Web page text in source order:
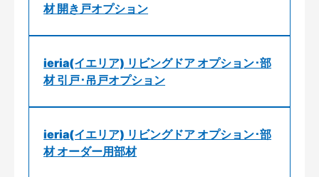
材 開き戸オプション
ieria(イエリア) リビングドア オプション･部
材 引戸･吊戸オプション
ieria(イエリア) リビングドア オプション･部
材 オーダー用部材